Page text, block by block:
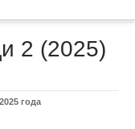
2 (2025)
года